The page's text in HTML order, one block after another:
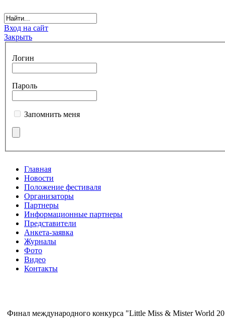
Вход на сайт
Закрыть
Логин
Пароль
Запомнить меня
Главная
Новости
Положение фестиваля
Организаторы
Партнеры
Информационные партнеры
Представители
Анкета-заявка
Журналы
Фото
Видео
Контакты
Финал международного конкурса "Little Miss & Mister World